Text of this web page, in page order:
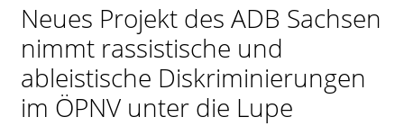
Neues Projekt des ADB Sachsen
nimmt rassistische und
ableistische Diskriminierungen
im ÖPNV unter die Lupe